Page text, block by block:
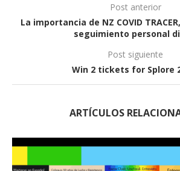
Post anterior
La importancia de NZ COVID
seguimiento personal
Post siguiente
Win 2 tickets for Splore
ARTÍCULOS